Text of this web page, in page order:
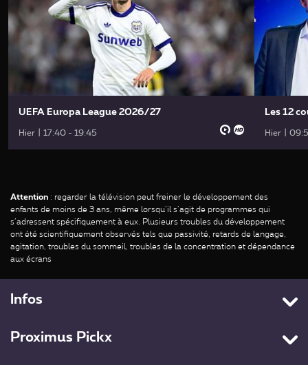
UEFA Europa League 2026/27
Hier | 17:40 - 19:45
Les 12
Hier |
Attention : regarder la télévision peut freiner le développement des
enfants de moins de 3 ans, même lorsqu’il s’agit de programmes qui
s’adressent spécifiquement à eux. Plusieurs troubles du développement
ont été scientifiquement observés tels que passivité, retards de langage,
agitation, troubles du sommeil, troubles de la concentration et dépendance
aux écrans
Infos
Proximus Pickx